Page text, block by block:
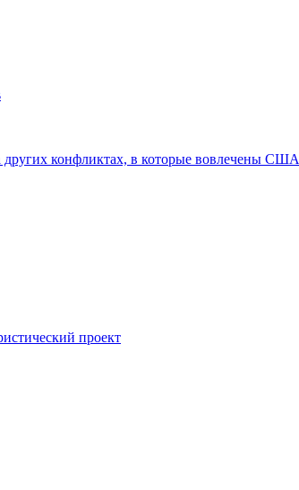
других конфликтах, в которые вовлечены США
проект